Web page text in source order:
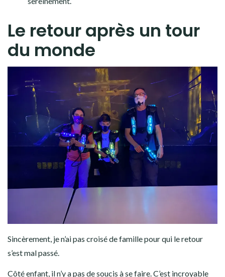
Le retour après un tour
du monde
Sincèrement, je n’ai pas croisé de famille pour qui le retour
s’est mal passé.
Côté enfant, il n’y a pas de soucis à se faire. C’est incroyable